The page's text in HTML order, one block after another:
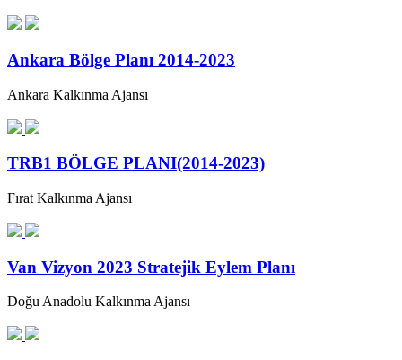
Ankara Bölge Planı 2014-2023
Ankara Kalkınma Ajansı
TRB1 BÖLGE PLANI(2014-2023)
Fırat Kalkınma Ajansı
Van Vizyon 2023 Stratejik Eylem Planı
Doğu Anadolu Kalkınma Ajansı